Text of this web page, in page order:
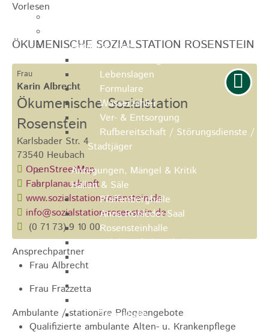
Bürgerservice
Dienstleistungen
Lebenslagen
Formulare
Wasserzähler
Ver- & Entsorgung
Rufbereitschaft / Störungsdienste /
Stadtjäger
Anregungen, Mängel & Kritik
Hallen & Säle
Pfaffenberghalle
Anna-Rohleder-Saal
Rosensteinhalle
Schillerschulturnhalle
Tennishalle
Vorlesen
ÖKUMENISCHE SOZIALSTATION ROSENSTEIN
Frau
KarinAlbrecht
Ökumenische Sozialstation
Rosenstein
Karlsbader Str. 4
73540 Heubach
OpenStreetMap
Fahrplanauskunft
www.sozialstation-rosenstein.de
info@sozialstation-rosenstein.de
(0 71 73) 9 10 00
Ansprechpartner
Frau Albrecht
Frau Frazzetta
Ambulante / stationäre Pflegeangebote
Qualifizierte ambulante Alten- u. Krankenpflege